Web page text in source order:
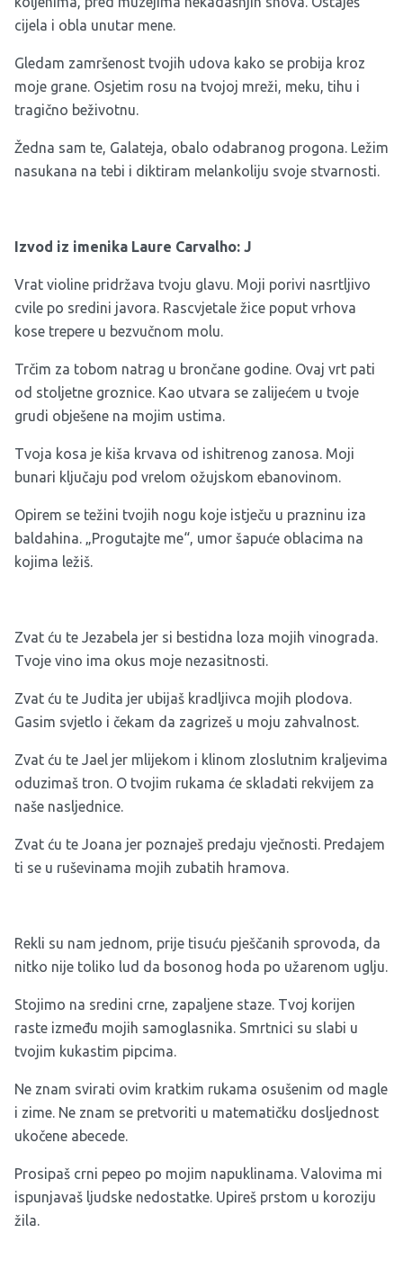
cijela i obla unutar mene.
Gledam zamršenost tvojih udova kako se probija kroz
moje grane. Osjetim rosu na tvojoj mreži, meku, tihu i
tragično beživotnu.
Žedna sam te, Galateja, obalo odabranog progona. Ležim
nasukana na tebi i diktiram melankoliju svoje stvarnosti.
Izvod iz imenika Laure Carvalho: J
Vrat violine pridržava tvoju glavu. Moji porivi nasrtljivo
cvile po sredini javora. Rascvjetale žice poput vrhova
kose trepere u bezvučnom molu.
Trčim za tobom natrag u brončane godine. Ovaj vrt pati
od stoljetne groznice. Kao utvara se zalijećem u tvoje
grudi obješene na mojim ustima.
Tvoja kosa je kiša krvava od ishitrenog zanosa. Moji
bunari ključaju pod vrelom ožujskom ebanovinom.
Opirem se težini tvojih nogu koje istječu u prazninu iza
baldahina. „Progutajte me“, umor šapuće oblacima na
kojima ležiš.
Zvat ću te Jezabela jer si bestidna loza mojih vinograda.
Tvoje vino ima okus moje nezasitnosti.
Zvat ću te Judita jer ubijaš kradljivca mojih plodova.
Gasim svjetlo i čekam da zagrizeš u moju zahvalnost.
Zvat ću te Jael jer mlijekom i klinom zloslutnim kraljevima
oduzimaš tron. O tvojim rukama će skladati rekvijem za
naše nasljednice.
Zvat ću te Joana jer poznaješ predaju vječnosti. Predajem
ti se u ruševinama mojih zubatih hramova.
Rekli su nam jednom, prije tisuću pješčanih sprovoda, da
nitko nije toliko lud da bosonog hoda po užarenom uglju.
Stojimo na sredini crne, zapaljene staze. Tvoj korijen
raste između mojih samoglasnika. Smrtnici su slabi u
tvojim kukastim pipcima.
Ne znam svirati ovim kratkim rukama osušenim od magle
i zime. Ne znam se pretvoriti u matematičku dosljednost
ukočene abecede.
Prosipaš crni pepeo po mojim napuklinama. Valovima mi
ispunjavaš ljudske nedostatke. Upireš prstom u koroziju
žila.